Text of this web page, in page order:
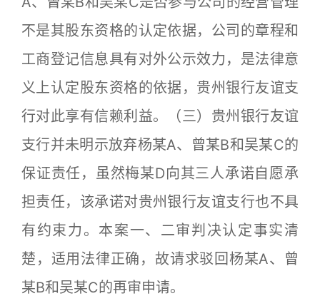
不是其股东资格的认定依据，公司的章程和
工商登记信息具有对外公示效力，是法律意
义上认定股东资格的依据，贵州银行友谊支
行对此享有信赖利益。（三）贵州银行友谊
支行并未明示放弃杨某A、曾某B和吴某C的
保证责任，虽然梅某D向其三人承诺自愿承
担责任，该承诺对贵州银行友谊支行也不具
有约束力。本案一、二审判决认定事实清
楚，适用法律正确，故请求驳回杨某A、曾
某B和吴某C的再审申请。